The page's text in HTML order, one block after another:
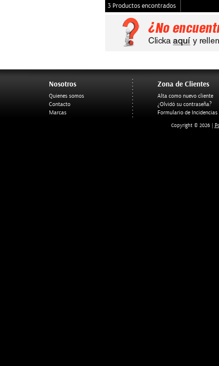
3 Productos encontrados
Nosotros
Quienes somos
Contacto
Marcas
Zona de Clientes
Alta como nuevo cliente
¿Olvidó su contraseña?
Formulario de Incidencias
Copyright © 2026 |